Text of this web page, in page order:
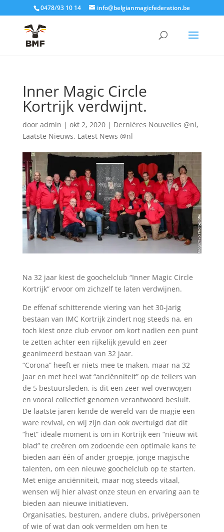
0478/93 10 14 info@belgianmagicfederation.be
Inner Magic Circle
Kortrijk verdwijnt.
door admin | okt 2, 2020| Dernières Nouvelles @nl,
Laatste Nieuws, Latest News @nl
Na 32 jaar kiest de goochelclub “Inner Magic Circle
Kortrijk” ervoor om zichzelf te laten verdwijnen.
De effenaf schitterende viering van het 30-jarig
bestaan van IMC Kortrijk zindert nog steeds na, en
toch kiest onze club ervoor om kort nadien een punt
te zetten achter een rijkelijk gevuld en zeer
geanimeerd bestaan van 32 jaar.
“Corona” heeft er niets mee te maken, maar na 32
jaar en met heel wat “anciënniteit” op de tellers van
de 5 bestuursleden, is dit een zeer wel overwogen
en vooral collectief genomen verantwoord besluit.
De laatste jaren kende de wereld van de magie een
ware revival, en wij zijn dan ook overtuigd dat dit
“het” ideale moment is om in Kortrijk een “nieuw wit
blad” te creëren om zodoende een optimale kans te
bieden aan één of ander groepje, jonge magische
talenten, om een nieuwe goochelclub op te starten.
Met enige anciënniteit, maar nog steeds vitaal,
wensen wij hier alvast onze steun en ervaring aan te
bieden aan nieuwe initiatieven.
Organisaties, besturen, andere clubs, privépersonen
of wie of wat dan ook vermelden om hen te